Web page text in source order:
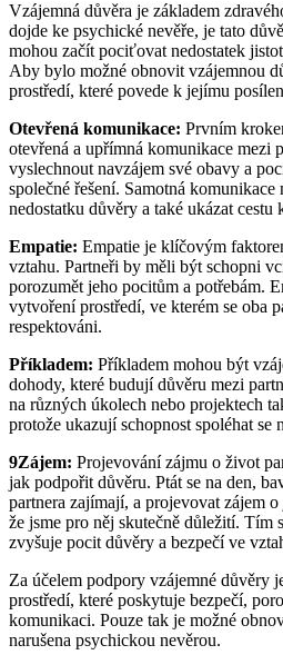
Vzájemná důvěra je základem
dojde ke psychické nevěře, je tato
mohou začít pociťovat nedostatek
Aby bylo možné obnovit vzájemnou
prostředí, které povede k jejímu
Otevřená komunikace: Prvním
otevřená a upřímná komunikace mezi
vyslechnout navzájem své obavy a
společné řešení. Samotná
nedostatku důvěry a také ukázat
Empatie: Empatie je klíčovým
vztahu. Partneři by měli být schopni
porozumět jeho pocitům a potřebám.
vytvoření prostředí, ve kterém se oba
respektováni.
Příkladem: Příkladem mohou být
dohody, které budují důvěru mezi
na různých úkolech nebo projektech
protože ukazují schopnost spoléhat se
9Zájem: Projevování zájmu o život
jak podpořit důvěru. Ptát se na den,
partnera zajímají, a projevovat zájem
že jsme pro něj skutečně důležití. Tím
zvyšuje pocit důvěry a bezpečí ve
Za účelem podpory vzájemné důvěry
prostředí, které poskytuje bezpečí,
komunikaci. Pouze tak je možné
narušena psychickou nevěrou.